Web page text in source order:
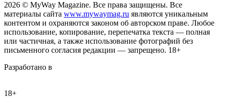
2026 © MyWay Magazine. Все права защищены. Все
материалы сайта www.mywaymag.ru являются уникальным
контентом и охраняются законом об авторском праве. Любое
использование, копирование, перепечатка текста — полная
или частичная, а также использование фотографий без
письменного согласия редакции — запрещено. 18+
Разработано в
18+